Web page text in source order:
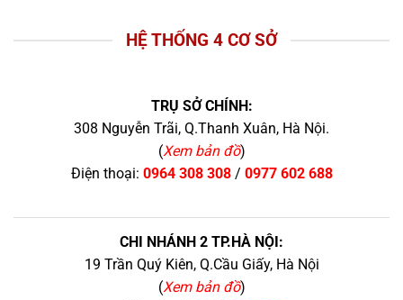
HỆ THỐNG 4 CƠ SỞ
TRỤ SỞ CHÍNH:
308 Nguyễn Trãi, Q.Thanh Xuân, Hà Nội.
(Xem bản đồ)
Điện thoại: 0964 308 308/ 0977 602 688
CHI NHÁNH 2 TP.HÀ NỘI:
19 Trần Quý Kiên, Q.Cầu Giấy, Hà Nội
(Xem bản đồ)